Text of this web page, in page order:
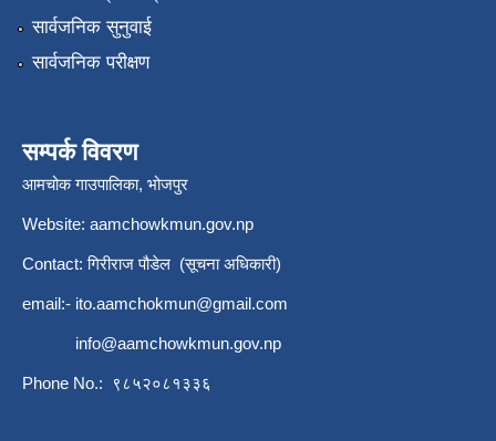
सार्वजनिक सुनुवाई
सार्वजनिक परीक्षण
सम्पर्क विवरण
आमचोक गाउपालिका, भोजपुर
Website: aamchowkmun.gov.np
Contact: गिरीराज पौडेल (सूचना अधिकारी)
email:- ito.aamchokmun@gmail.com
info@aamchowkmun.gov.np
Phone No.: ९८५२०८१३३६